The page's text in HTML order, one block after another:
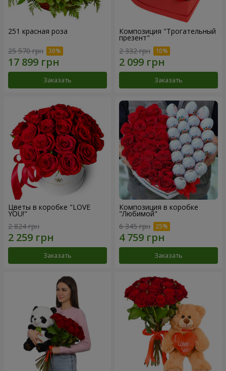
251 красная роза
25 570 грн
Заказать
Композиция "Трогательный
презент"
2 332 грн
Заказать
Цветы в коробке "LOVE
YOU!"
2 824 грн
Заказать
Композиция в коробке
"Любимой"
6 345 грн
Заказать